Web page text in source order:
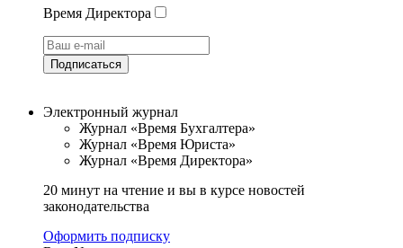
Время Директора
Подписаться
Электронный журнал
Журнал «Время Бухгалтера»
Журнал «Время Юриста»
Журнал «Время Директора»
20 минут на чтение и вы в курсе новостей
законодательства
Оформить подписку